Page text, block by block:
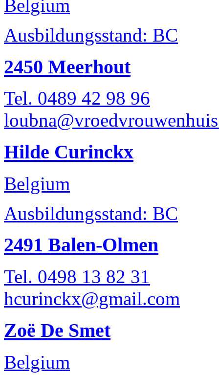
Belgium
Ausbildungsstand: BC
2450 Meerhout
Tel. 0489 42 98 96
Hilde Curinckx
Belgium
Ausbildungsstand: BC
2491 Balen-Olmen
Tel. 0498 13 82 31
hcurinckx@gmail.com
Zoë De Smet
Belgium